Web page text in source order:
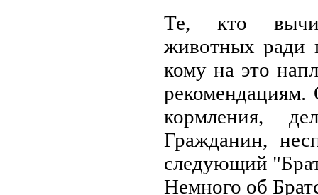
Те, кто
животных ради
кому на это
рекомендациям.
кормления,
Гражданин,
следующий
Немного об